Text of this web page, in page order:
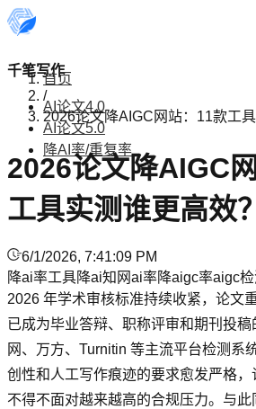
千笔写作
AI论文4.0
AI论文5.0
降AI率/重复率
首页
/
2026论文降AIGC网站：11款工具
2026论文降AIGC
工具实测谁更高效？
6/1/2026, 7:41:09 PM
降ai率工具降ai知网ai率降aigc率aigc检
2026 年学术审核标准持续收紧，论文
已成为毕业答辩、职称评审和期刊投
网、万方、Turnitin 等主流平台检测系
创性和人工写作痕迹的要求愈发严格
不得不面对越来越高的合规压力。与